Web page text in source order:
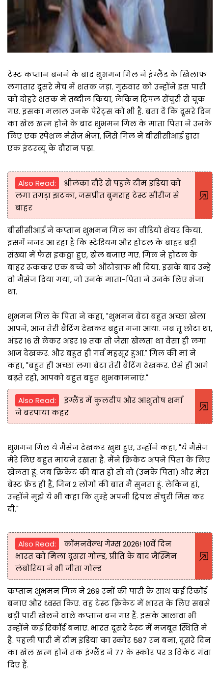
टेस्ट कप्तान बनने के बाद शुभमन गिल ने इंग्लैंड के खिलाफ
लगातार दूसरे मैच में शतक जड़ा. गुरुवार को उन्होंने इस पारी
को दोहरे शतक में तब्दील किया, लेकिन ट्रिपल सेंचुरी से चूक
गए. इसका मलाल उनके पेरेंट्स को भी है. बता दें कि दूसरे दिन
का खेल खत्म होने के बाद शुभमन गिल के माता पिता ने उनके
लिए एक स्पेशल मैसेज भेजा, जिसे गिल ने बीसीसीआई द्वारा
एक इंटरव्यू के दौरान पढ़ा.
Also Read:
श्रीलंका दौरे से पहले टीम इंडिया को
लगा तगड़ा झटका, जसप्रीत बुमराह टेस्ट सीरीज से
बाहर
बीसीसीआई ने कप्तान शुभमन गिल का वीडियो शेयर किया.
इसमें नजर आ रहा है कि स्टेडियम और होटल के बाहर बड़ी
संख्या में फैंस इकठ्ठा हुए, ढोल बजाए गए. गिल ने होटल के
बाहर रूककर एक बच्चे को ऑटोग्राफ भी दिया. इसके बाद उन्हें
वो मैसेज दिया गया, जो उनके माता-पिता ने उनके लिए भेजा
था.
शुभमन गिल के पिता ने कहा, "शुभमन बेटा बहुत अच्छा खेला
आपने, आज तेरी बैटिंग देखकर बहुत मजा आया. जब तू छोटा था,
अंडर 16 से लेकर अंडर 19 तक तो जैसा खेलता था वैसा ही लगा
आज देखकर. और बहुत ही गर्व महसूर हुआ." गिल की मां ने
कहा, "बहुत ही अच्छा लगा बेटा तेरी बैटिंग देखकर. ऐसे ही आगे
बढ़ते रहो, आपको बहुत बहुत शुभकामनाएं."
Also Read:
इंग्लैंड में कुलदीप और आशुतोष शर्मा
ने बरपाया कहर
शुभमन गिल ये मैसेज देखकर खुश हुए, उन्होंने कहा, "ये मैसेज
मेरे लिए बहुत मायने रखता है. मैंने क्रिकेट अपने पिता के लिए
खेलता हूं. जब क्रिकेट की बात हो तो वो (उनके पिता) और मेरा
बेस्ट फ्रेंड ही हैं, जिन 2 लोगों की बात मैं सुनता हूं. लेकिन हां,
उन्होंने मुझे ये भी कहा कि तुम्हे अपनी ट्रिपल सेंचुरी मिस कर
दी."
Also Read:
कॉमनवेल्थ गेम्स 2026! 10वें दिन
भारत को मिला दूसरा गोल्ड, प्रीति के बाद जैस्मिन
लंबोरिया ने भी जीता गोल्ड
कप्तान शुभमन गिल ने 269 रनों की पारी के साथ कई रिकॉर्ड
बनाए और ध्वस्त किए. वह टेस्ट क्रिकेट में भारत के लिए सबसे
बड़ी पारी खेलने वाले कप्तान बन गए हैं. इसके आलावा भी
उन्होंने कई रिकॉर्ड बनाए. भारत दूसरे टेस्ट में मजबूत स्थिति में
है. पहली पारी में टीम इंडिया का स्कोर 587 रन बना, दूसरे दिन
का खेल खत्म होने तक इंग्लैंड ने 77 के स्कोर पर 3 विकेट गंवा
दिए हैं.